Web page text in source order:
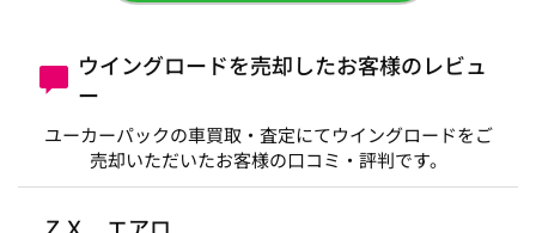
ウイングロードを売却したお客様のレビュ
ー
ユーカーパックの車買取・査定にてウイングロードをご
売却いただいたお客様の口コミ・評判です。
ＺＸ エアロ